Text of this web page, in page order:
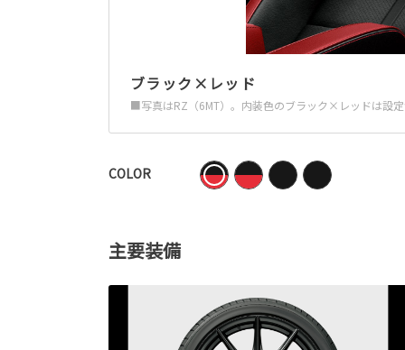
ブラック×レッド
■写真はRZ（6MT）。内装色のブラック×レッドは設
COLOR
主要装備